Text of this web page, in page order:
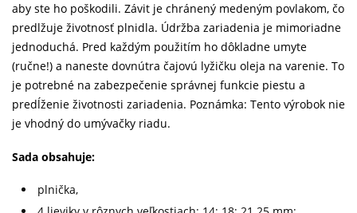
aby ste ho poškodili. Závit je chránený medeným povlakom, čo
predlžuje životnosť plnidla. Údržba zariadenia je mimoriadne
jednoduchá. Pred každým použitím ho dôkladne umyte
(ručne!) a naneste dovnútra čajovú lyžičku oleja na varenie. To
je potrebné na zabezpečenie správnej funkcie piestu a
predĺženie životnosti zariadenia. Poznámka: Tento výrobok nie
je vhodný do umývačky riadu.
Sada obsahuje:
plnička,